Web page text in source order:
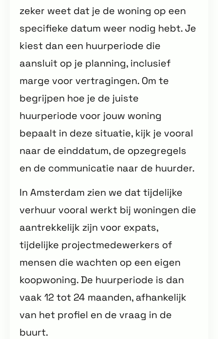
zeker weet dat je de woning op een
specifieke datum weer nodig hebt. Je
kiest dan een huurperiode die
aansluit op je planning, inclusief
marge voor vertragingen. Om te
begrijpen hoe je de juiste
huurperiode voor jouw woning
bepaalt in deze situatie, kijk je vooral
naar de einddatum, de opzegregels
en de communicatie naar de huurder.
In Amsterdam zien we dat tijdelijke
verhuur vooral werkt bij woningen die
aantrekkelijk zijn voor expats,
tijdelijke projectmedewerkers of
mensen die wachten op een eigen
koopwoning. De huurperiode is dan
vaak 12 tot 24 maanden, afhankelijk
van het profiel en de vraag in de
buurt.